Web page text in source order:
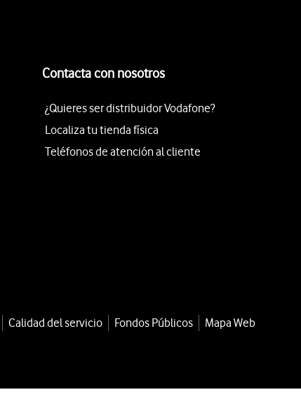
Contacta con nosotros
¿Quieres ser distribuidor Vodafone?
Localiza tu tienda física
Teléfonos de atención al cliente
Calidad del servicio Fondos Públicos
Mapa Web